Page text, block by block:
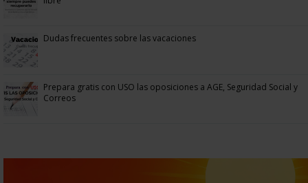
Dudas frecuentes sobre las vacaciones
Prepara gratis con USO las oposiciones a AGE, Seguridad Social y
Correos